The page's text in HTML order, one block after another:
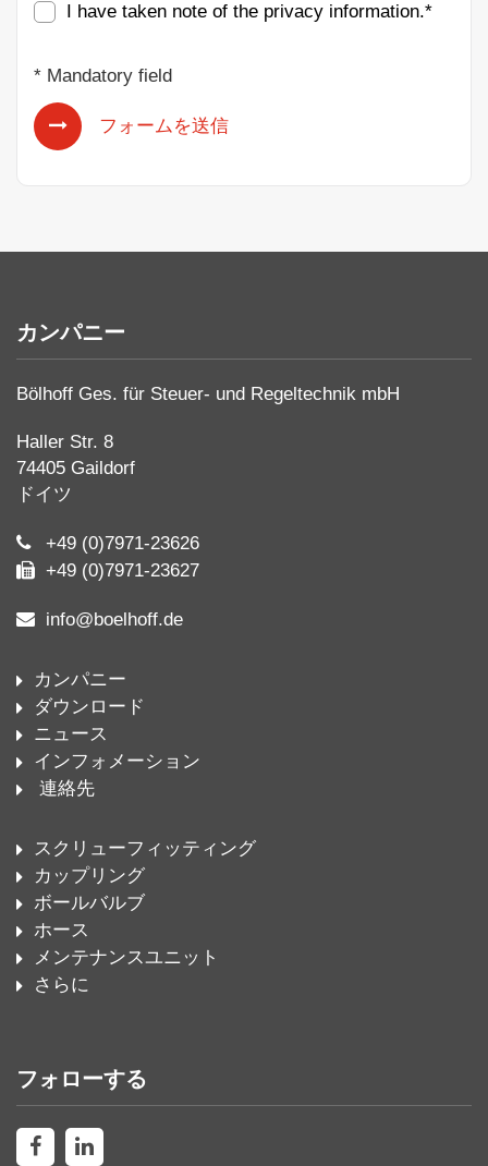
I have taken note of the privacy information.*
* Mandatory field
フォームを送信
カンパニー
Bölhoff Ges. für Steuer- und Regeltechnik mbH
Haller Str. 8
74405 Gaildorf
ドイツ
+49 (0)7971-23626
+49 (0)7971-23627
info@boelhoff.de
カンパニー
ダウンロード
ニュース
インフォメーション
連絡先
スクリューフィッティング
カップリング
ボールバルブ
ホース
メンテナンスユニット
さらに
フォローする